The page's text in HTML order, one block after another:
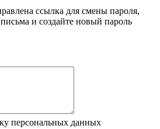
ссылка для смены пароля,
и создайте новый пароль
персональных данных